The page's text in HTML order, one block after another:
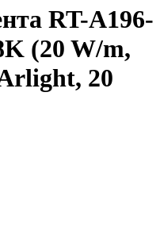
RT-A196-
(20 W/m,
20